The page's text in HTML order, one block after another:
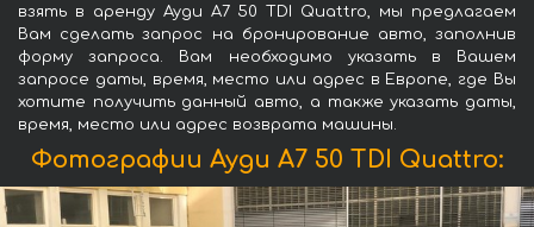
взять в аренду Ауди A7 50 TDI Quattro, мы предлагаем
Вам сделать запрос на бронирование авто, заполнив
форму запроса. Вам необходимо указать в Вашем
запросе даты, время, место или адрес в Европе, где Вы
хотите получить данный авто, а также указать даты,
время, место или адрес возврата машины.
Фотографии Ауди A7 50 TDI Quattro: